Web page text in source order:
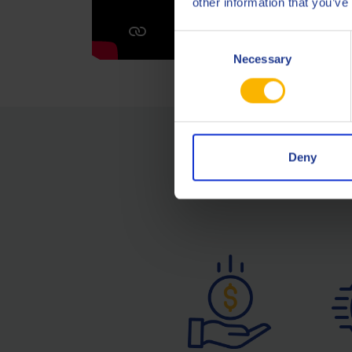
Selection
Necessary
Deny